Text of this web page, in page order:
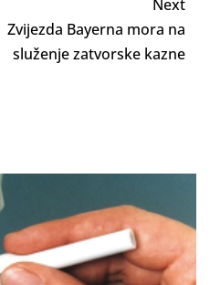
Next
Zvijezda Bayerna mora na
služenje zatvorske kazne